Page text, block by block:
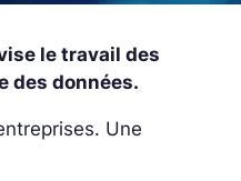
le travail des
des données.
Une